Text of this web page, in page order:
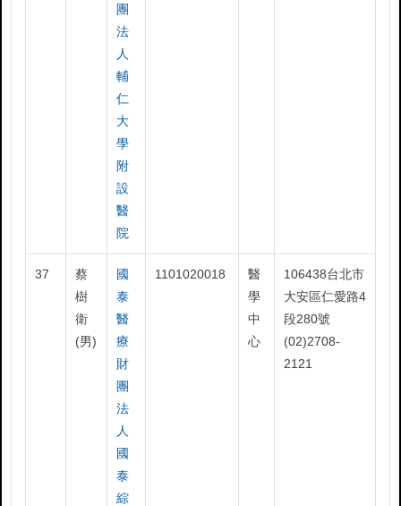
團
法
人
輔
仁
大
學
附
設
醫
院
37
蔡
樹
衛
(男)
國
泰
醫
療
財
團
法
人
國
泰
綜
1101020018
醫
學
中
心
106438台北市
大安區仁愛路4
段280號
(02)2708-
2121